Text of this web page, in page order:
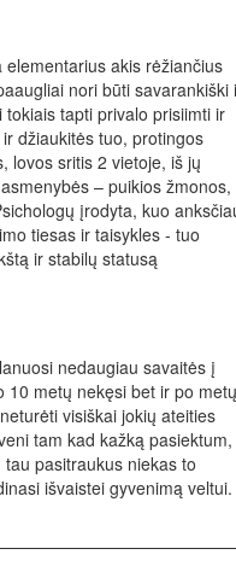
akis rėžiančius
nori būti savarankiški
tapti privalo prisiimti ir
džiaukitės tuo, protingos
lovos sritis 2 vietoje, iš jų
– puikios žmonos,
įrodyta, kuo
tiesas ir taisykles - tuo
ir stabilų statusą
nedaugiau savaitės į
10 metų nekęsi bet ir po metų
visiškai jokių ateities
tam kad kažką pasiektum,
pasitraukus niekas to
išvaistei gyvenimą veltui.